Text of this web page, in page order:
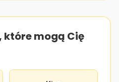
które mogą Cię